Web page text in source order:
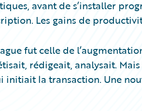
avant de s’installer
Les gains de
fut celle de
rédigeait, analysait.
initiait la transaction. Une